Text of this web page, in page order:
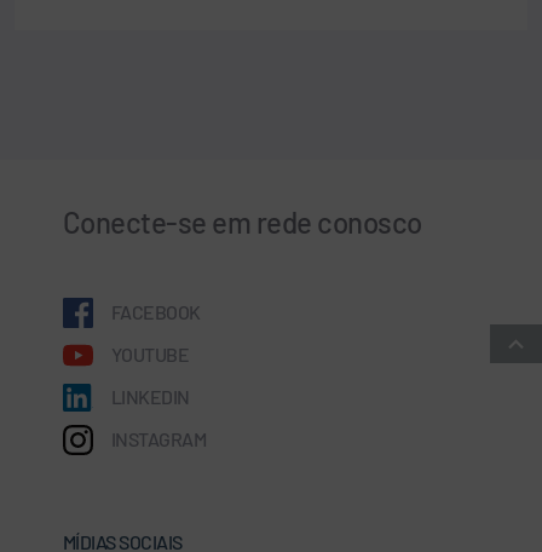
Conecte-se em rede conosco
FACEBOOK
YOUTUBE
LINKEDIN
INSTAGRAM
MÍDIAS SOCIAIS